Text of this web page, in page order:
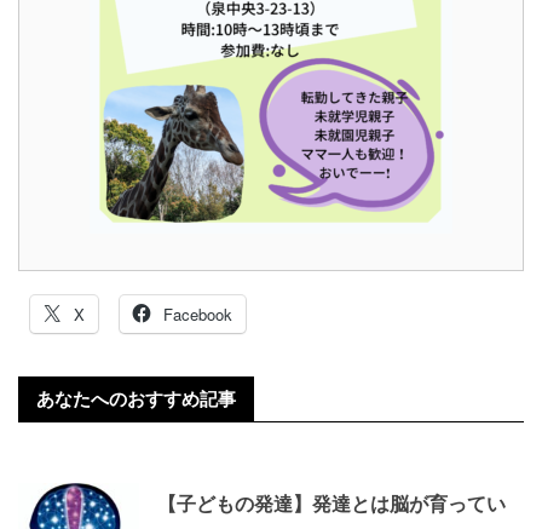
X Facebook
あなたへのおすすめ記事
【子どもの発達】発達とは脳が育ってい